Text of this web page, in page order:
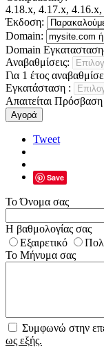
4.18.x, 4.17.x,
Έκδοση:
Domain:
Domain
Αναβαθμίσεις:
Για 1 έτος
Εγκατάσταση :
Απαιτείται
Αγορά
Tweet
Save
Το Όνομα σας
Η βαθμολογίας σας
Εξαιρετικό
Το Μήνυμα σας
Συμφωνώ στην
ως εξής.